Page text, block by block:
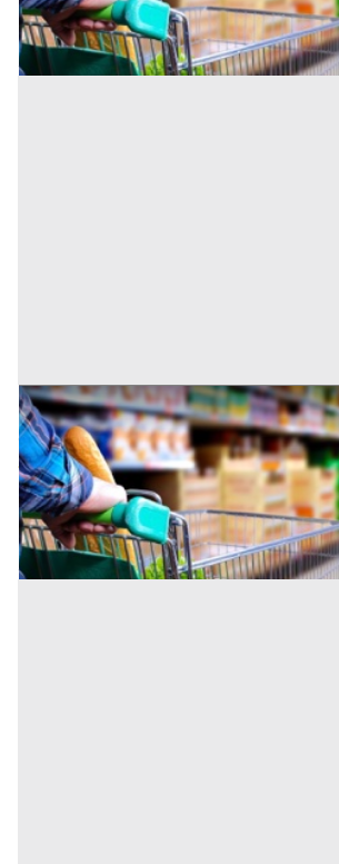
Codice asta: AM040222
Asta chiusa
Negozio all'asta a Nuoro
Macomer (Nuoro)
Offerta minima
28.800 € 38.400 €
Codice asta: AM046845
Asta chiusa